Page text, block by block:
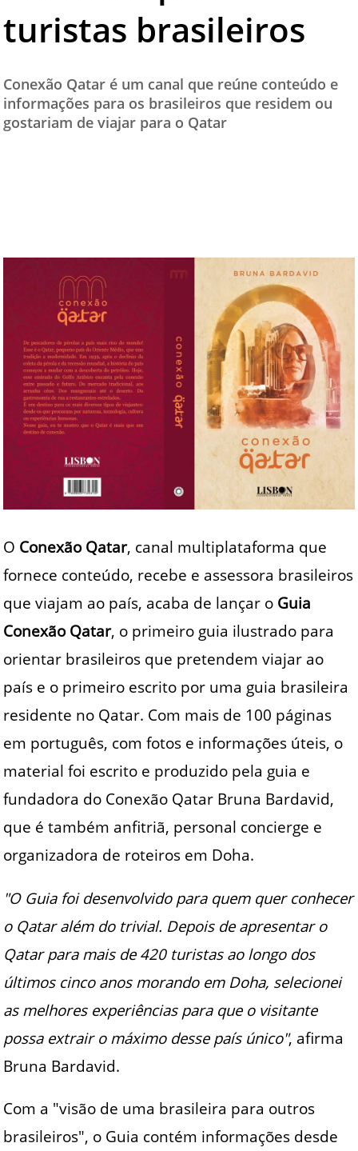
TESTADO E APROVADO
PARCEIROS
QUEM SOMOS - EQUIPE
CONTATO
turistas brasileiros
Conexão Qatar é um canal que reúne conteúdo e
informações para os brasileiros que residem ou
gostariam de viajar para o Qatar
O Conexão Qatar, canal multiplataforma que
fornece conteúdo, recebe e assessora brasileiros
que viajam ao país, acaba de lançar o Guia
Conexão Qatar, o primeiro guia ilustrado para
orientar brasileiros que pretendem viajar ao
país e o primeiro escrito por uma guia brasileira
residente no Qatar. Com mais de 100 páginas
em português, com fotos e informações úteis, o
material foi escrito e produzido pela guia e
fundadora do Conexão Qatar Bruna Bardavid,
que é também anfitriã, personal concierge e
organizadora de roteiros em Doha.
"O Guia foi desenvolvido para quem quer conhecer
o Qatar além do trivial. Depois de apresentar o
Qatar para mais de 420 turistas ao longo dos
últimos cinco anos morando em Doha, selecionei
as melhores experiências para que o visitante
possa extrair o máximo desse país único", afirma
Bruna Bardavid.
Com a "visão de uma brasileira para outros
brasileiros", o Guia contém informações desde